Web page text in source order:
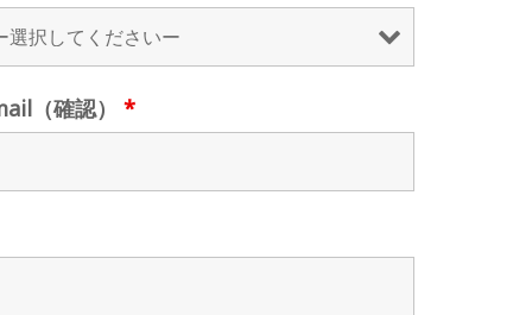
（確認）*